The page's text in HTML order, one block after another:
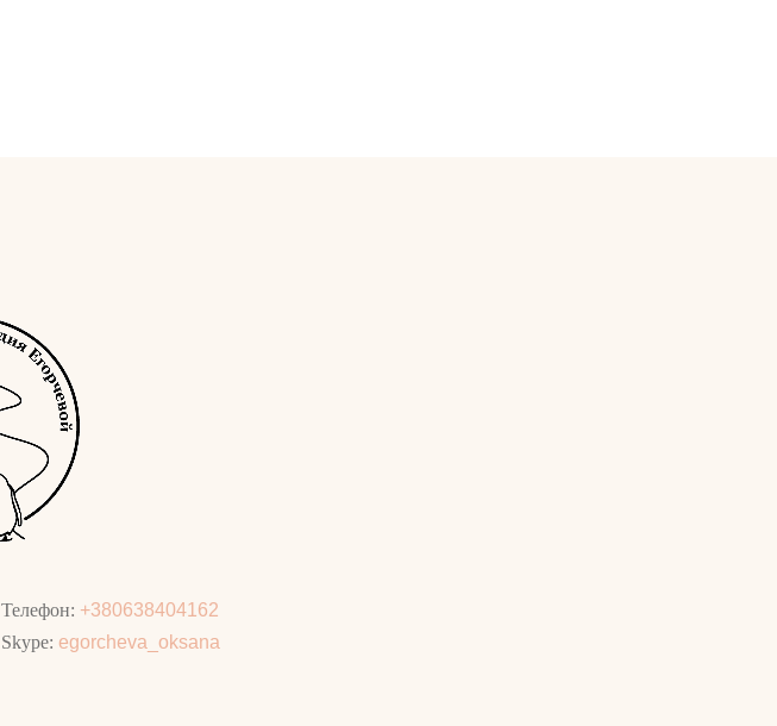
Телефон: +380638404162
Skype: egorcheva_oksana